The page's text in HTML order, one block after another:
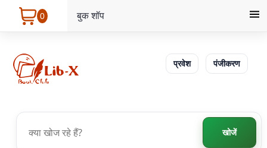
0 बुक शॉप
प्रवेश पंजीकरण
खोजें